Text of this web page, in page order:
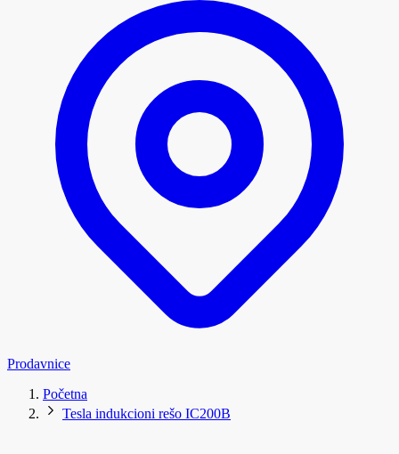
Prodavnice
Početna
Tesla indukcioni rešo IC200B